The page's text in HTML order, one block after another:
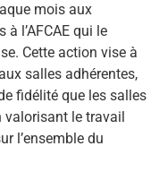
mois aux
l’AFCAE qui le
Cette action vise à
salles adhérentes,
fidélité que les salles
le travail
l’ensemble du